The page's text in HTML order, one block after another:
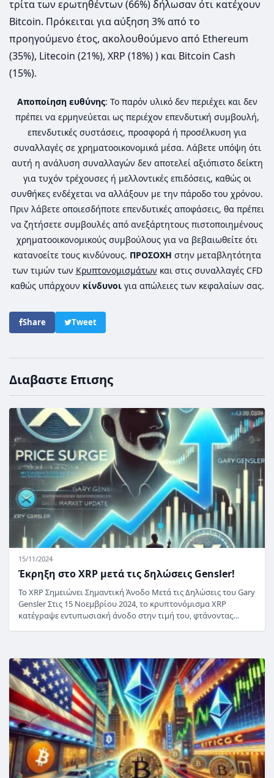
τρίτα των ερωτηθέντων (66%) δήλωσαν ότι κατέχουν
Bitcoin. Πρόκειται για αύξηση 3% από το
προηγούμενο έτος, ακολουθούμενο από Ethereum
(35%), Litecoin (21%), XRP (18%) ) και Bitcoin Cash
(15%).
Αποποίηση ευθύνης: Το παρόν υλικό δεν περιέχει και δεν
πρέπει να ερμηνεύεται ως περιέχον επενδυτική συμβουλή,
επενδυτικές συστάσεις, προσφορά ή προσέλκυση για
συναλλαγές σε χρηματοοικονομικά μέσα. Λάβετε υπόψη ότι
αυτή η ανάλυση συναλλαγών δεν αποτελεί αξιόπιστο δείκτη
για τυχόν τρέχουσες ή μελλοντικές επιδόσεις, καθώς οι
συνθήκες ενδέχεται να αλλάξουν με την πάροδο του χρόνου.
Πριν λάβετε οποιεσδήποτε επενδυτικές αποφάσεις, θα πρέπει
να ζητήσετε συμβουλές από ανεξάρτητους πιστοποιημένους
χρηματοοικονομικούς συμβούλους για να βεβαιωθείτε ότι
κατανοείτε τους κινδύνους. ΠΡΟΣΟΧΗ στην μεταβλητότητα
των τιμών των Κρυπτονομισμάτων και στις συναλλαγές CFD
καθώς υπάρχουν κίνδυνοιγια απώλειες των κεφαλαίων σας.
Share Tweet
Διαβαστε Επισης
15/11/2024
Έκρηξη στο XRP μετά τις δηλώσεις Gensler!
Το XRP Σημειώνει Σημαντική Άνοδο Μετά τις Δηλώσεις του Gary
Gensler Στις 15 Νοεμβρίου 2024, το κρυπτονόμισμα XRP
κατέγραψε εντυπωσιακή άνοδο στην τιμή του, φτάνοντας…